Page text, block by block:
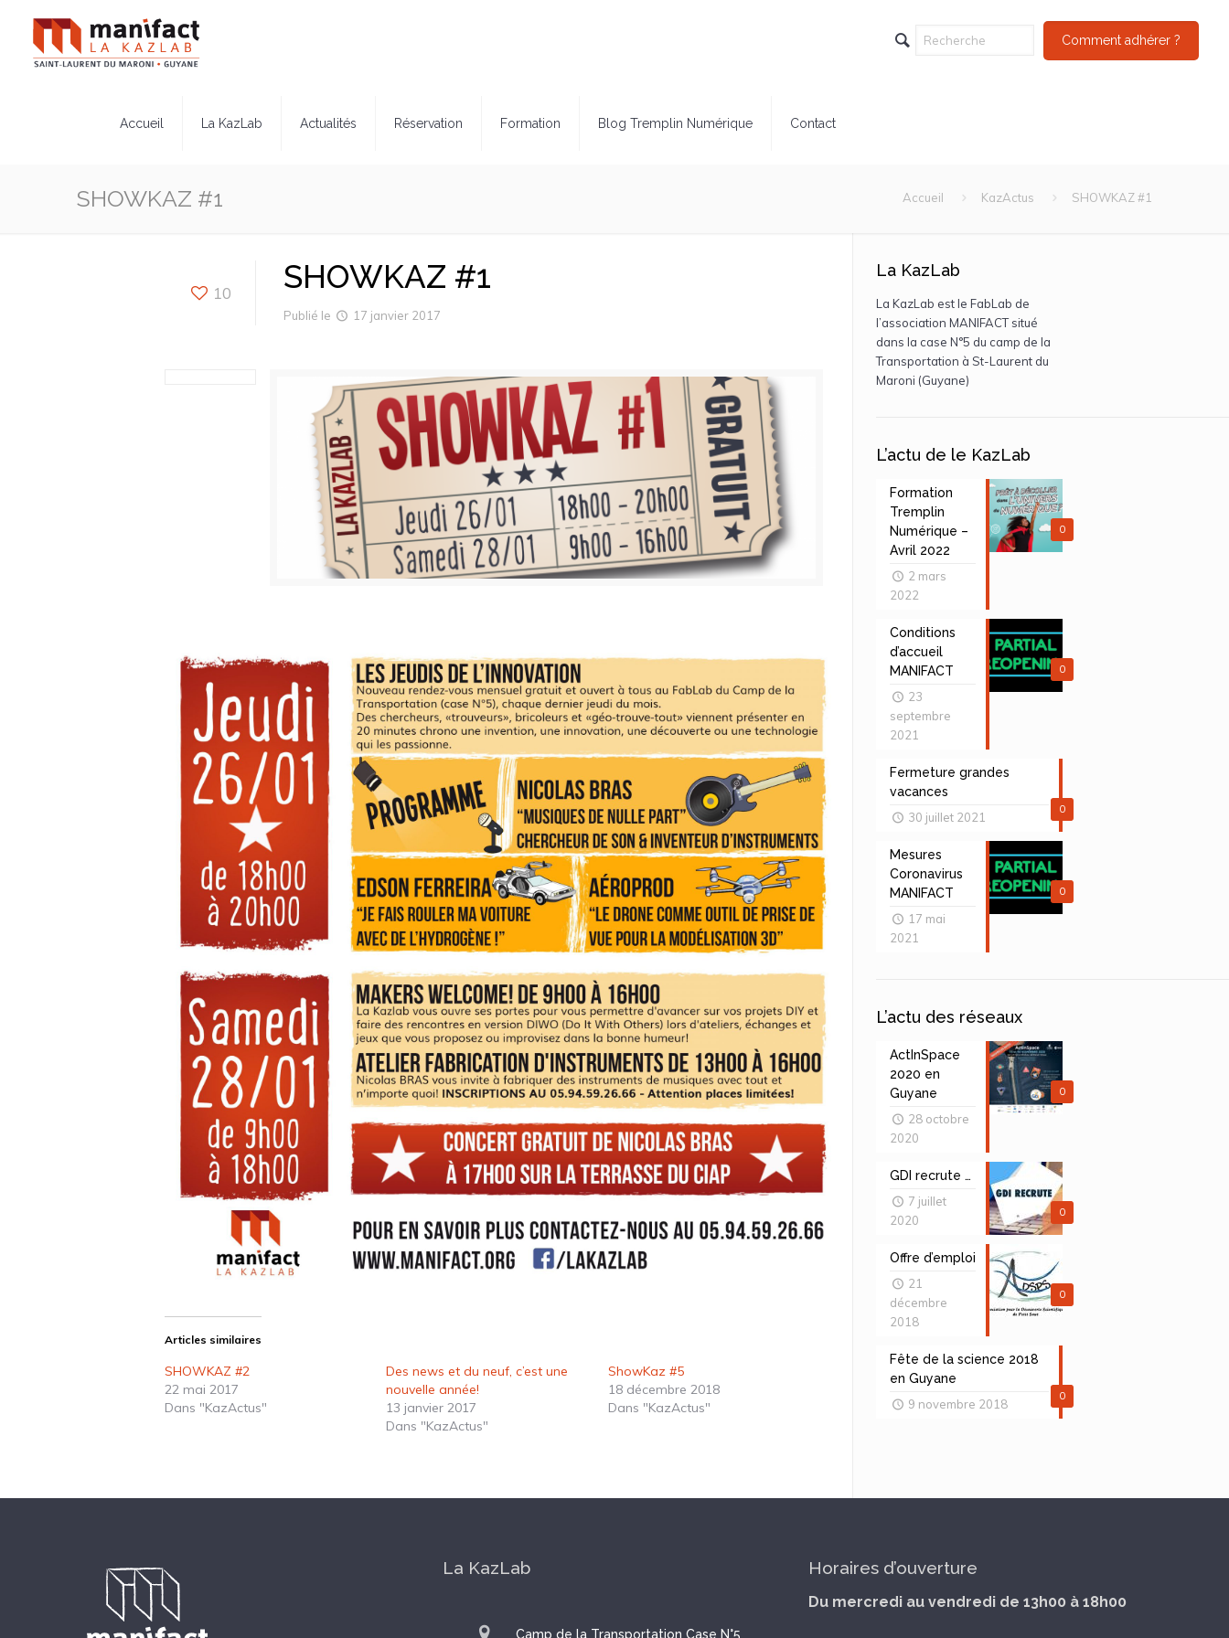
Accueil La KazLab Actualités Réservation Formation Blog Tremplin Numérique Contact
Comment adhérer ?
SHOWKAZ #1 Accueil KazActus SHOWKAZ #1
10 SHOWKAZ #1
Publié le 17 janvier 2017
Articles similaires
SHOWKAZ #2
22 mai 2017
Dans "KazActus"
Des news et du neuf, c’est une
nouvelle année!
13 janvier 2017
Dans "KazActus"
ShowKaz #5
18 décembre 2018
Dans "KazActus"
La KazLab
La KazLab est le FabLab de
l’association MANIFACT situé
dans la case N°5 du camp de la
Transportation à St-Laurent du
Maroni (Guyane)
L’actu de le KazLab
0
Formation
Tremplin
Numérique –
Avril 2022
2 mars
2022
0
Conditions
d’accueil
MANIFACT
23
septembre
2021
0
Fermeture grandes
vacances
30 juillet 2021
0
Mesures
Coronavirus
MANIFACT
17 mai
2021
L’actu des réseaux
0
ActInSpace
2020 en
Guyane
28 octobre
2020
0
GDI recrute …
7 juillet
2020
0
Offre d’emploi
21
décembre
2018
0
Fête de la science 2018
en Guyane
9 novembre 2018
La KazLab
Camp de la Transportation Case N°5
Horaires d’ouverture
Du mercredi au vendredi de 13h00 à 18h00